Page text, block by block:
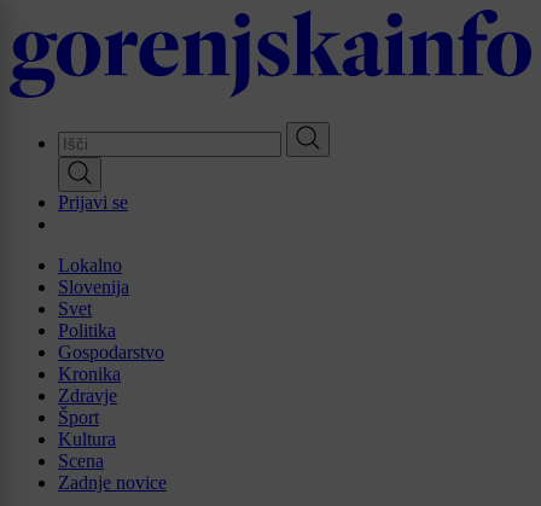
to
main
content
Prijavi se
Lokalno
Slovenija
Svet
Politika
Gospodarstvo
Kronika
Zdravje
Šport
Kultura
Scena
Zadnje novice